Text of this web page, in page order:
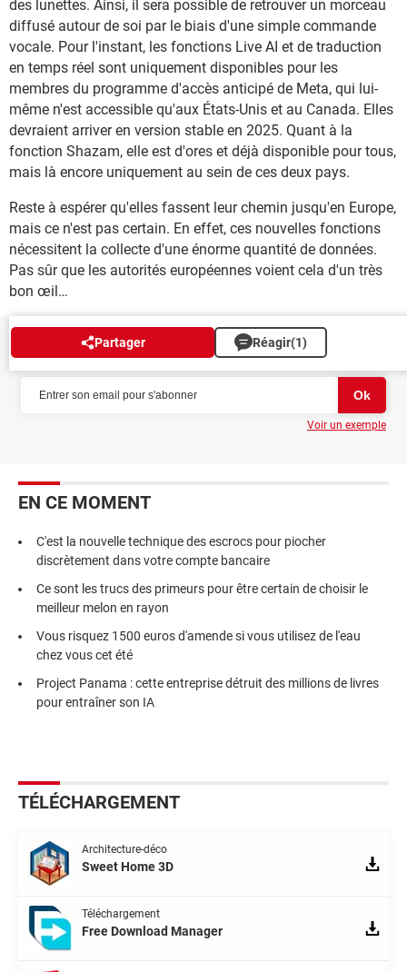
des lunettes. Ainsi, il sera possible de retrouver un morceau
diffusé autour de soi par le biais d'une simple commande
vocale. Pour l'instant, les fonctions Live AI et de traduction
en temps réel sont uniquement disponibles pour les
membres du programme d'accès anticipé de Meta, qui lui-
même n'est accessible qu'aux États-Unis et au Canada. Elles
devraient arriver en version stable en 2025. Quant à la
fonction Shazam, elle est d'ores et déjà disponible pour tous,
mais là encore uniquement au sein de ces deux pays.
Reste à espérer qu'elles fassent leur chemin jusqu'en Europe,
mais ce n'est pas certain. En effet, ces nouvelles fonctions
nécessitent la collecte d'une énorme quantité de données.
Pas sûr que les autorités européennes voient cela d'un très
bon œil…
Partager Réagir(1)
NEWSLETTER
Voir un exemple
EN CE MOMENT
C'est la nouvelle technique des escrocs pour piocher
discrètement dans votre compte bancaire
Ce sont les trucs des primeurs pour être certain de choisir le
meilleur melon en rayon
Vous risquez 1500 euros d'amende si vous utilisez de l'eau
chez vous cet été
Project Panama : cette entreprise détruit des millions de livres
pour entraîner son IA
TÉLÉCHARGEMENT
Architecture-déco
Sweet Home 3D
Téléchargement
Free Download Manager